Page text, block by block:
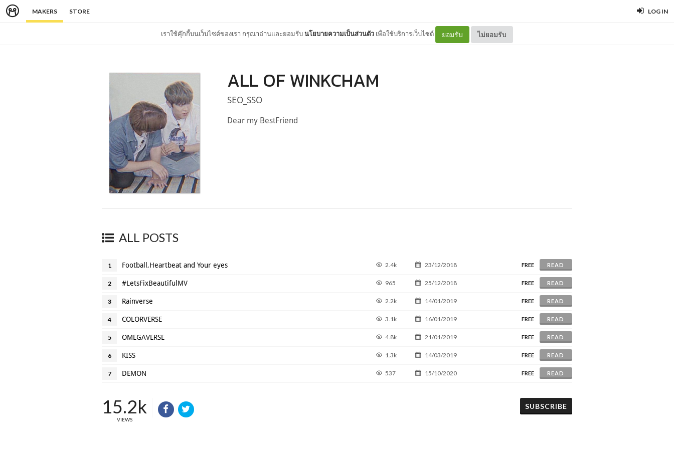
MAKERS STORE LOG IN
เราใช้คุ๊กกี้บนเว็บไซต์ของเรา กรุณาอ่านและยอมรับนโยบายความเป็นส่วนตัว เพื่อใช้บริการเว็บไซต์ ยอมรับ ไม่ยอมรับ
ALL OF WINKCHAM
SEO_SSO
Dear my BestFriend
ALL POSTS
1 Football,Heartbeat and Your eyes 2.4k 23/12/2018 FREE READ
2 #LetsFixBeautifulMV 965 25/12/2018 FREE READ
3 Rainverse 2.2k 14/01/2019 FREE READ
4 COLORVERSE 3.1k 16/01/2019 FREE READ
5 OMEGAVERSE 4.8k 21/01/2019 FREE READ
6 KISS 1.3k 14/03/2019 FREE READ
7 DEMON 537 15/10/2020 FREE READ
15.2k
VIEWS
SUBSCRIBE